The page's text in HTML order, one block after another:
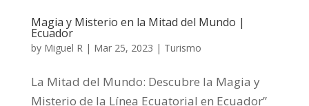
Magia y Misterio en la Mitad del Mundo |
Ecuador
by Miguel R| Mar 25, 2023 | Turismo
La Mitad del Mundo: Descubre la Magia y
Misterio de la Línea Ecuatorial en Ecuador”